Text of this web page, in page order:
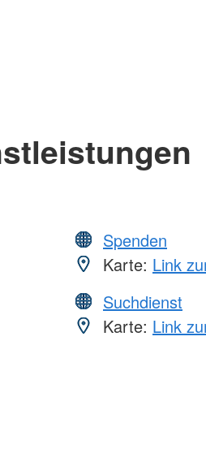
Spenden
Karte: Link
Suchdienst
Karte: Link